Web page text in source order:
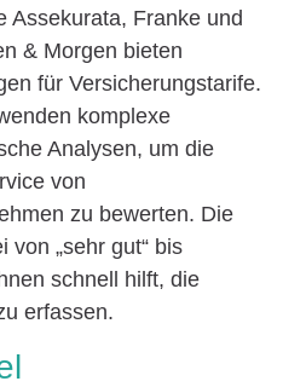
Assekurata, Franke und
& Morgen bieten
für Versicherungstarife.
komplexe
Analysen, um die
von
zu bewerten. Die
von „sehr gut“ bis
schnell hilft, die
erfassen.